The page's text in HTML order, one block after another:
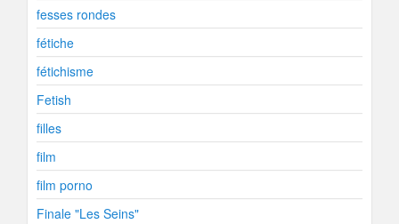
fesses rondes
fétiche
fétichisme
Fetish
filles
film
film porno
Finale "Les Seins"